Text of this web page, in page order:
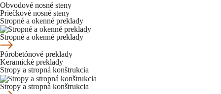
Obvodové nosné steny
Priečkové nosné steny
Stropné a okenné preklady
Stropné a okenné preklady
Pórobetónové preklady
Keramické preklady
Stropy a stropná konštrukcia
Stropy a stropná konštrukcia